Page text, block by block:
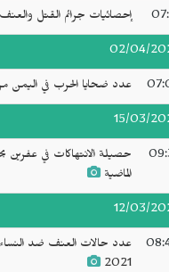
إحصائيات جرائم القتل والعنف في
02/04/
عدد ضحايا الحرب في اليمن
15/03/
حصيلة الانتهاكات في عفرين
الماضية
12/03/
عدد حالات العنف ضد
2021